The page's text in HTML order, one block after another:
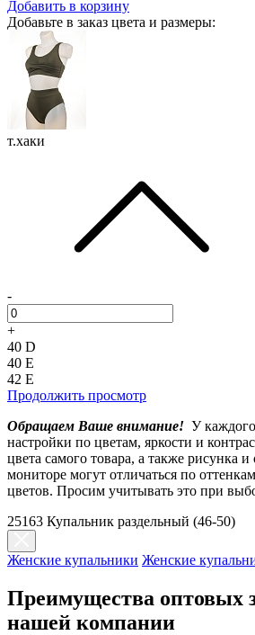
Добавить в корзину
Добавьте в заказ цвета и размеры:
т.хаки
-
+
40 D
40 E
42 E
Продолжить просмотр
Обращаем Ваше внимание! У
настройки по цветам, яркости и
цвета самого товара, а также рисунка
мониторе могут отличаться по
цветов. Просим учитывать это при
25163 Купальник раздельный (46-50)
Женские купальники Женские
Преимущества оптовых
нашей компании